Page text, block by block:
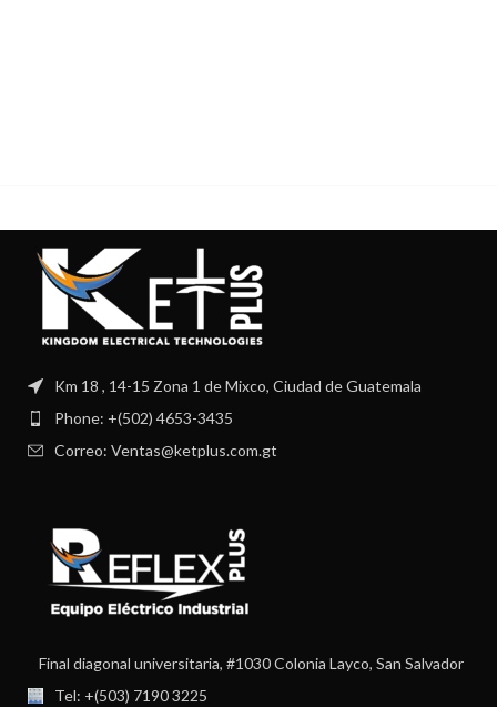
Km 18 , 14-15 Zona 1 de Mixco, Ciudad de Guatemala
Phone: +(502) 4653-3435
Correo: Ventas@ketplus.com.gt
Final diagonal universitaria, #1030 Colonia Layco, San Salvador
Tel: +(503) 7190 3225